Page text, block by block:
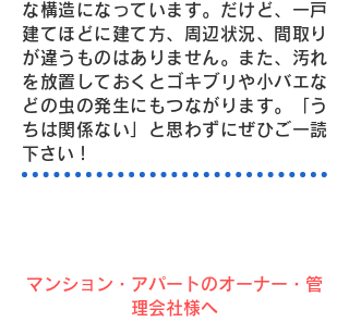
な構造になっています。だけど、一戸
建てほどに建て方、周辺状況、間取り
が違うものはありません。また、汚れ
を放置しておくとゴキブリや小バエな
どの虫の発生にもつながります。「う
ちは関係ない」と思わずにぜひご一読
下さい！
マンション・アパートのオーナー・管
理会社様へ